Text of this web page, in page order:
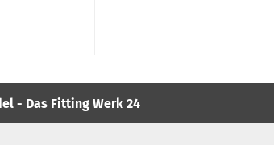
- Das Fitting Werk 24